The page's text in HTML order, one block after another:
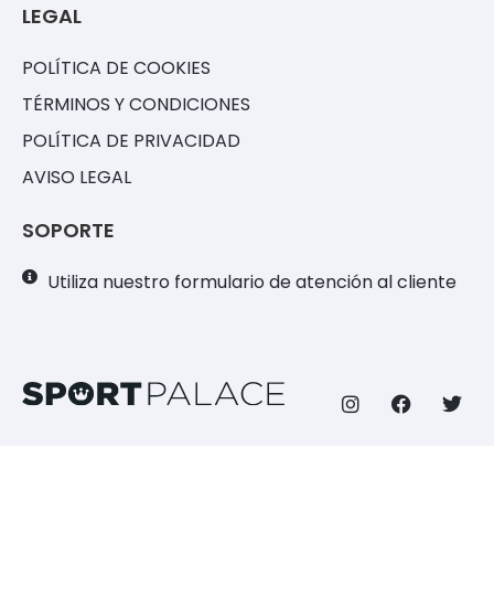
LEGAL
POLÍTICA DE COOKIES
TÉRMINOS Y CONDICIONES
POLÍTICA DE PRIVACIDAD
AVISO LEGAL
SOPORTE
Utiliza nuestro formulario de atención al cliente